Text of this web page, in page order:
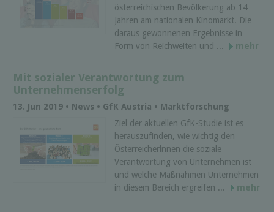
österreichischen Bevölkerung ab 14
Jahren am nationalen Kinomarkt. Die
daraus gewonnenen Ergebnisse in
Form von Reichweiten und ...
mehr
Mit sozialer Verantwortung zum
Unternehmenserfolg
13. Jun 2019 • News • GfK Austria • Marktforschung
Ziel der aktuellen GfK-Studie ist es
herauszufinden, wie wichtig den
Österreicherlnnen die soziale
Verantwortung von Unternehmen ist
und welche Maßnahmen Unternehmen
in diesem Bereich ergreifen ...
mehr